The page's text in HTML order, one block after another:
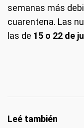
semanas más
cuarentena. Las
las de 15 o 22 de